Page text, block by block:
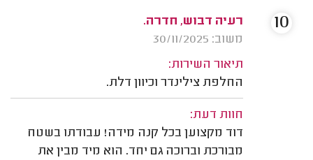
רעיה דבוש, חדרה.
משוב: 30/11/2025
תיאור השירות:
החלפת צילינדר וכיוון דלת.
חוות דעת:
דוד מקצוען בכל קנה מידה! עבודתו בשטח
מבורכת וברוכה גם יחד. הוא מיד מבין את
10